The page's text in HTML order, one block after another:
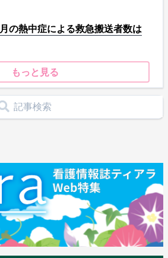
の熱中症による救急搬送者数は
もっと見る